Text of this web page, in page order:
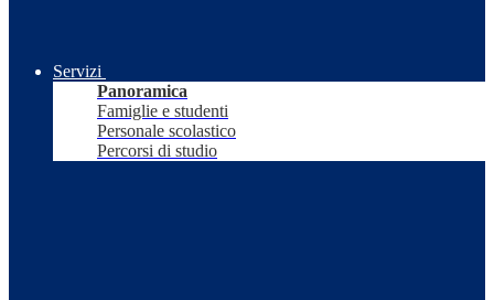
Servizi
Panoramica
Famiglie e studenti
Personale scolastico
Percorsi di studio